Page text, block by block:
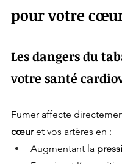
pour votre
Les dangers du
votre santé
Fumer affecte
cœur et vos artères en :
Augmentant la